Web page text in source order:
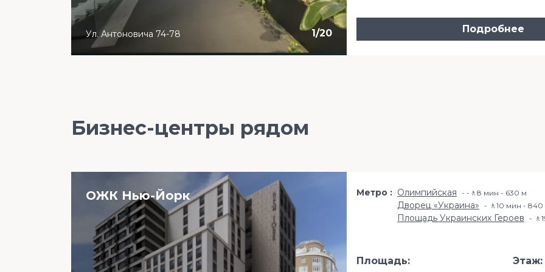
1/20
Ул. Антоновича 74-78 Подробнее
Бизнес-центры рядом
ОЖК Нью-Йорк Метро Олимпийская -🚶8 мин - 630 м
Дворец «Украина» 🚶10 мин - 840
Площадь Украинских Героев
Площадь: Этаж: